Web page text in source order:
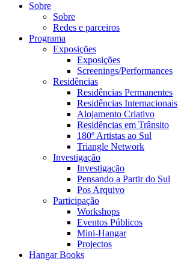
Sobre
Sobre
Redes e parceiros
Programa
Exposições
Exposições
Screenings/Performances
Residências
Residências Permanentes
Residências Internacionais
Alojamento Criativo
Residências em Trânsito
180º Artistas ao Sul
Triangle Network
Investigação
Investigação
Pensando a Partir do Sul
Pos Arquivo
Participação
Workshops
Eventos Públicos
Mini-Hangar
Projectos
Hangar Books